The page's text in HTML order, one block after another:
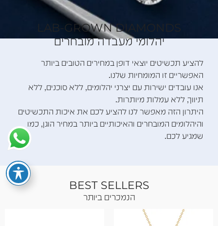
LAB-GROWN DIAMONDS
יהלומי מעבדה מובחרים
להציע תכשיטים יוצאי דופן במחירים הטובים ביותר
האפשריים זו המומחיות שלנו.
אנו עובדים ישירות עם יצרני יהלומים, ללא סוכנים, ללא
תיווך, ללא עמלות מיותרות.
היתרון הזה מאפשר לנו להציע לכם את איכות התכשיטים
והיהלומים המובחרים והאיכותיים ביותר במחיר הוגן, כמו
שמגיע לכם.
BEST SELLERS
הנמכרים ביותר